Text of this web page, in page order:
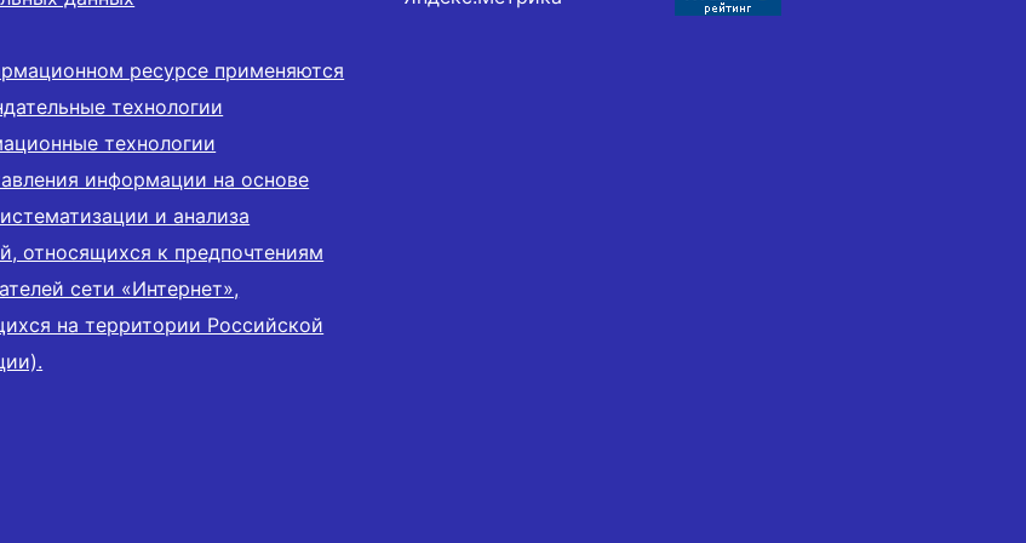
ресурсе применяются
технологии
технологии
информации на основе
и анализа
относящихся к предпочтениям
сети «Интернет»,
на территории Российской